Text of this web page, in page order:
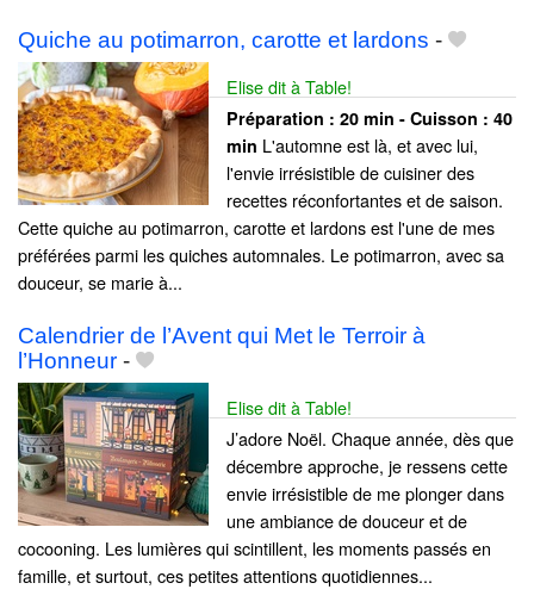
Quiche au potimarron, carotte et lardons -
Elise dit à Table!
Préparation : 20 min - Cuisson : 40
min L'automne est là, et avec lui,
l'envie irrésistible de cuisiner des
recettes réconfortantes et de saison.
Cette quiche au potimarron, carotte et lardons est l'une de mes
préférées parmi les quiches automnales. Le potimarron, avec sa
douceur, se marie à...
Calendrier de l’Avent qui Met le Terroir à
l’Honneur -
Elise dit à Table!
J’adore Noël. Chaque année, dès que
décembre approche, je ressens cette
envie irrésistible de me plonger dans
une ambiance de douceur et de
cocooning. Les lumières qui scintillent, les moments passés en
famille, et surtout, ces petites attentions quotidiennes...